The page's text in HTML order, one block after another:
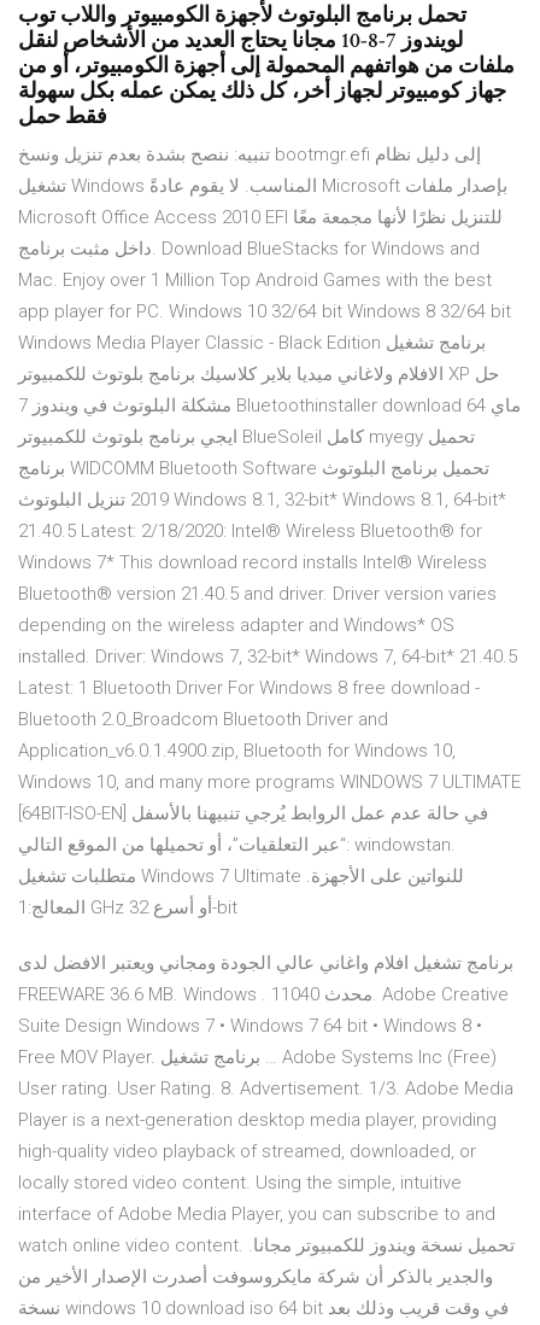
تحمل برنامج البلوتوث لأجهزة الكومبيوتر واللاب توب
لويندوز 7-8-10 مجانا يحتاج العديد من الأشخاص لنقل
ملفات من هواتفهم المحمولة إلى أجهزة الكومبيوتر، أو من
جهاز كومبيوتر لجهاز أخر، كل ذلك يمكن عمله بكل سهولة
فقط حمل
تنبيه: ننصح بشدة بعدم تنزيل ونسخ bootmgr.efi إلى دليل نظام
تشغيل Windows المناسب. لا يقوم عادةً Microsoft بإصدار ملفات
Microsoft Office Access 2010 EFI للتنزيل نظرًا لأنها مجمعة معًا
داخل مثبت برنامج. Download BlueStacks for Windows and
Mac. Enjoy over 1 Million Top Android Games with the best
app player for PC. Windows 10 32/64 bit Windows 8 32/64 bit
Windows Media Player Classic - Black Edition برنامج تشغيل
الافلام ولاغاني ميديا بلاير كلاسيك برنامج بلوتوث للكمبيوتر XP حل
مشكلة البلوتوث في ويندوز 7 Bluetoothinstaller download 64 ماي
ايجي برنامج بلوتوث للكمبيوتر BlueSoleil كامل myegy تحميل
برنامج WIDCOMM Bluetooth Software تحميل برنامج البلوتوث
2019 تنزيل البلوتوث Windows 8.1, 32-bit* Windows 8.1, 64-bit*
21.40.5 Latest: 2/18/2020: Intel® Wireless Bluetooth® for
Windows 7* This download record installs Intel® Wireless
Bluetooth® version 21.40.5 and driver. Driver version varies
depending on the wireless adapter and Windows* OS
installed. Driver: Windows 7, 32-bit* Windows 7, 64-bit* 21.40.5
Latest: 1 Bluetooth Driver For Windows 8 free download -
Bluetooth 2.0_Broadcom Bluetooth Driver and
Application_v6.0.1.4900.zip, Bluetooth for Windows 10,
Windows 10, and many more programs WINDOWS 7 ULTIMATE
[64BIT-ISO-EN] في حالة عدم عمل الروابط يُرجي تنبيهنا بالأسفل
“عبر التعلقيات”، أو تحميلها من الموقع التالي: windowstan.
متطلبات تشغيل Windows 7 Ultimate للنواتين على الأجهزة.
المعالج:1 GHz أو أسرع 32-bit
برنامج تشغيل افلام واغاني عالي الجودة ومجاني ويعتبر الافضل لدى
FREEWARE 36.6 MB. Windows . 11040 محدث. Adobe Creative
Suite Design Windows 7 • Windows 7 64 bit • Windows 8 •
Free MOV Player. برنامج تشغيل … Adobe Systems Inc (Free)
User rating. User Rating. 8. Advertisement. 1/3. Adobe Media
Player is a next-generation desktop media player, providing
high-quality video playback of streamed, downloaded, or
locally stored video content. Using the simple, intuitive
interface of Adobe Media Player, you can subscribe to and
watch online video content. تحميل نسخة ويندوز للكمبيوتر مجانا.
والجدير بالذكر أن شركة مايكروسوفت أصدرت الإصدار الأخير من
نسخة windows 10 download iso 64 bit في وقت قريب وذلك بعد